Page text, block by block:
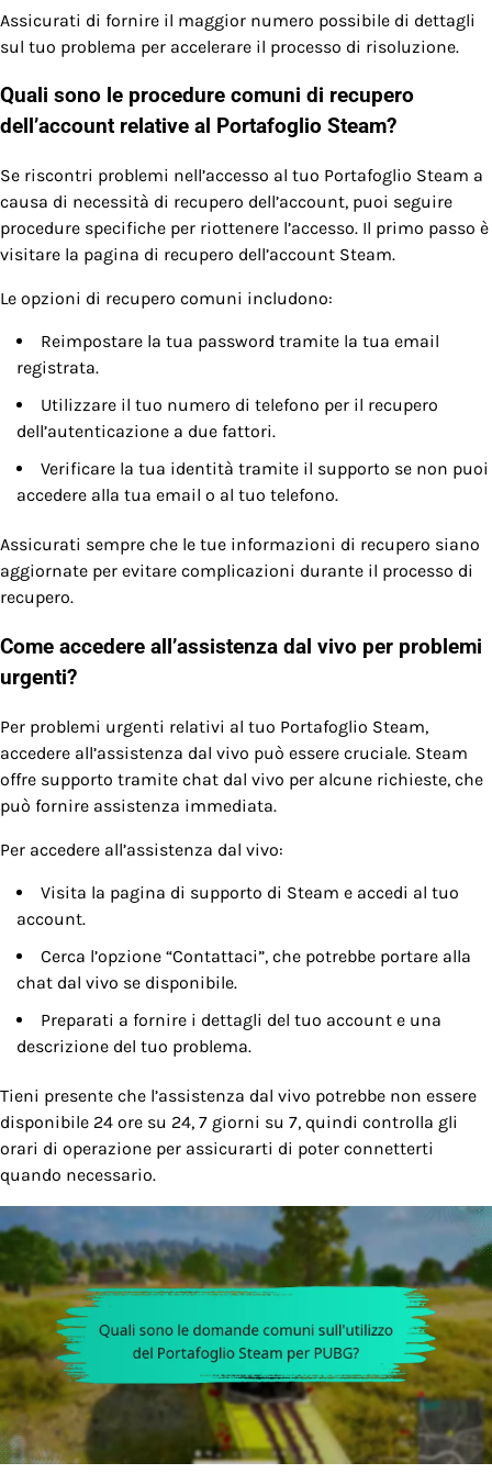
Assicurati di fornire il maggior numero possibile di dettagli
sul tuo problema per accelerare il processo di risoluzione.
Quali sono le procedure comuni di recupero
dell’account relative al Portafoglio Steam?
Se riscontri problemi nell’accesso al tuo Portafoglio Steam a
causa di necessità di recupero dell’account, puoi seguire
procedure specifiche per riottenere l’accesso. Il primo passo è
visitare la pagina di recupero dell’account Steam.
Le opzioni di recupero comuni includono:
Reimpostare la tua password tramite la tua email
registrata.
Utilizzare il tuo numero di telefono per il recupero
dell’autenticazione a due fattori.
Verificare la tua identità tramite il supporto se non puoi
accedere alla tua email o al tuo telefono.
Assicurati sempre che le tue informazioni di recupero siano
aggiornate per evitare complicazioni durante il processo di
recupero.
Come accedere all’assistenza dal vivo per problemi
urgenti?
Per problemi urgenti relativi al tuo Portafoglio Steam,
accedere all’assistenza dal vivo può essere cruciale. Steam
offre supporto tramite chat dal vivo per alcune richieste, che
può fornire assistenza immediata.
Per accedere all’assistenza dal vivo:
Visita la pagina di supporto di Steam e accedi al tuo
account.
Cerca l’opzione “Contattaci”, che potrebbe portare alla
chat dal vivo se disponibile.
Preparati a fornire i dettagli del tuo account e una
descrizione del tuo problema.
Tieni presente che l’assistenza dal vivo potrebbe non essere
disponibile 24 ore su 24, 7 giorni su 7, quindi controlla gli
orari di operazione per assicurarti di poter connetterti
quando necessario.